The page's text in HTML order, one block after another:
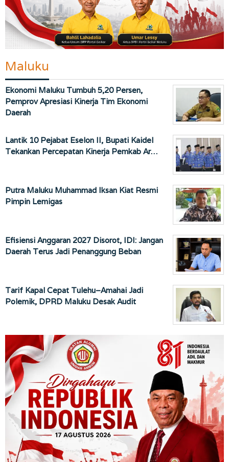
Maluku
Ekonomi Maluku Tumbuh 5,20 Persen,
Pemprov Apresiasi Kinerja Tim Ekonomi
Daerah
Lantik 10 Pejabat Eselon II, Bupati Kaidel
Tekankan Percepatan Kinerja Pemkab Ar…
Putra Maluku Muhammad Iksan Kiat Resmi
Pimpin Lemigas
Efisiensi Anggaran 2027 Disorot, IDI: Jangan
Daerah Terus Jadi Penanggung Beban
Tarif Kapal Cepat Tulehu–Amahai Jadi
Polemik, DPRD Maluku Desak Audit